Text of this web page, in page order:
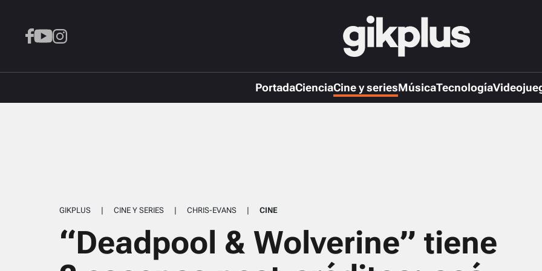
PortadaCienciaCine y seriesMúsicaTecnología
GIKPLUS | CINE Y SERIES | CHRIS-EVANS | CINE
“Deadpool & Wolverine” tiene